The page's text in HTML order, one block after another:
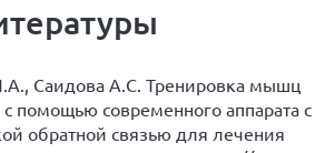
Саидова А.С. Тренировка мышц
с помощью современного аппарата c
обратной связью для лечения